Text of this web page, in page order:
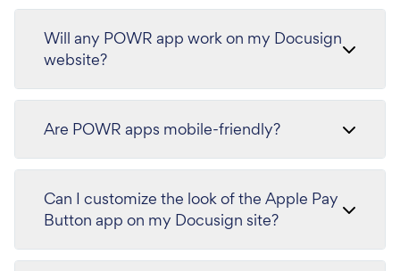
Will any POWR app work on my Docusign
website?
Are POWR apps mobile-friendly?
Can I customize the look of the Apple Pay
Button app on my Docusign site?